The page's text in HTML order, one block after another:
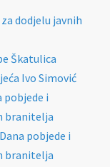
dodjelu javnih
Škatulica
Ivo Simović
pobjede i
branitelja
pobjede i
branitelja